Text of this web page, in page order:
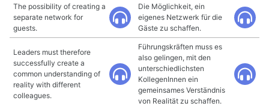
The possibility of creating a
separate network for
guests.
Die Möglichkeit, ein
eigenes Netzwerk für die
Gäste zu schaffen.
Leaders must therefore
successfully create a
common understanding of
reality with different
colleagues.
Führungskräften muss es
also gelingen, mit den
unterschiedlichsten
KollegenInnen ein
gemeinsames Verständnis
von Realität zu schaffen.